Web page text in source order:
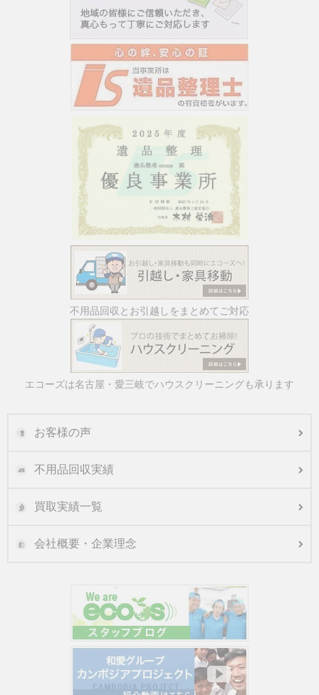
不用品回収とお引越しをまとめてご対応
エコーズは名古屋・愛三岐でハウスクリーニングも承ります
お客様の声
不用品回収実績
買取実績一覧
会社概要・企業理念